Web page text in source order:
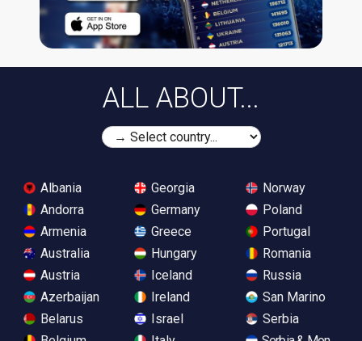
ALL ABOUT...
Albania
Andorra
Armenia
Australia
Austria
Azerbaijan
Belarus
Georgia
Germany
Greece
Hungary
Iceland
Ireland
Israel
Norway
Poland
Portugal
Romania
Russia
San Marino
Serbia